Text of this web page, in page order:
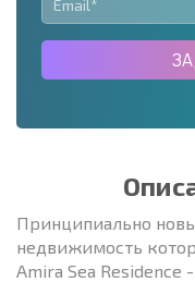
Принципиально
недвижимость
Amira Sea